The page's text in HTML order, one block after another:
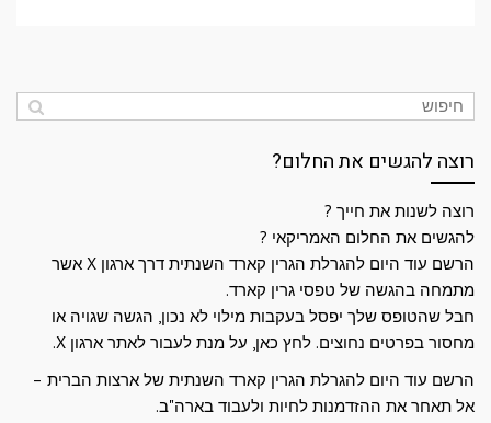
רוצה להגשים את החלום?
רוצה לשנות את חייך ?
להגשים את החלום האמריקאי ?
הרשם עוד היום להגרלת הגרין קארד השנתית דרך ארגון X אשר
מתמחה בהגשה של טפסי גרין קארד.
חבל שהטופס שלך יפסל בעקבות מילוי לא נכון, הגשה שגויה או
מחסור בפרטים נחוצים. לחץ כאן, על מנת לעבור לאתר ארגון X.
הרשם עוד היום להגרלת הגרין קארד השנתית של ארצות הברית –
אל תאחר את ההזדמנות לחיות ולעבוד בארה"ב.